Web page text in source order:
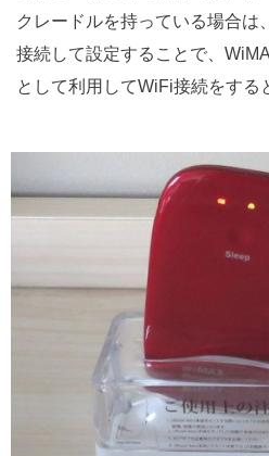
クレードルを持っている場合は
接続して設定することで、
として利用してWiFi接続をする